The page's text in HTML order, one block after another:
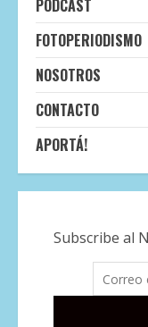
PODCAST
FOTOPERIODISMO
NOSOTROS
CONTACTO
APORTÁ!
Subscribe al